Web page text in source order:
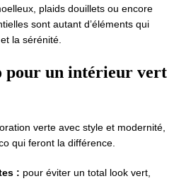
plaids douillets ou encore
sont autant d’éléments qui
la sérénité.
pour un intérieur vert
verte avec style et modernité,
qui feront la différence.
: pour éviter un total look vert,